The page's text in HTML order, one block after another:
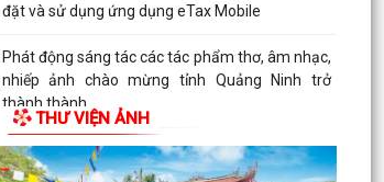
đặt và sử dụng ứng dụng eTax Mobile
Phát động sáng tác các tác phẩm thơ, âm nhạc,
nhiếp ảnh chào mừng tỉnh Quảng Ninh trở
thành thành...
Đẩy mạnh thực hiện Đề án 06/CP, thúc đẩy
chuyển đổi số, phục vụ Nhân dân
THƯ VIỆN ẢNH